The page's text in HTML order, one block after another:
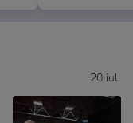
20 iul.